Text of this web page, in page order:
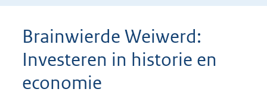
Brainwierde Weiwerd:
Investeren in historie en
economie